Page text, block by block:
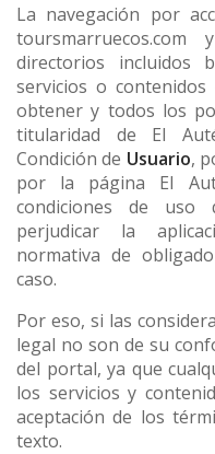
La navegación por
directorios incluidos
servicios o
obtener y todos los
titularidad de El
Condición de Usuario,
por la página El
condiciones de uso
perjudicar la
normativa de
caso.
Por eso, si las
legal no son de su
del portal, ya que
los servicios y
aceptación de los
texto.